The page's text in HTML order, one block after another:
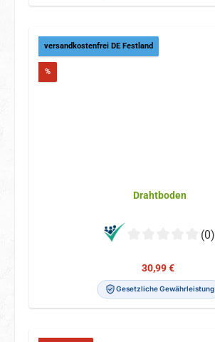
versandkostenfrei DE Festland
%Rabatt
Drahtboden
(0)
Verkaufspreis:
30,99 €
Gesetzliche Gewährleistung